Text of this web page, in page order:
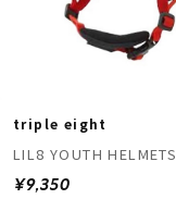
triple eight
LIL8 YOUTH HELMETS
¥9,350